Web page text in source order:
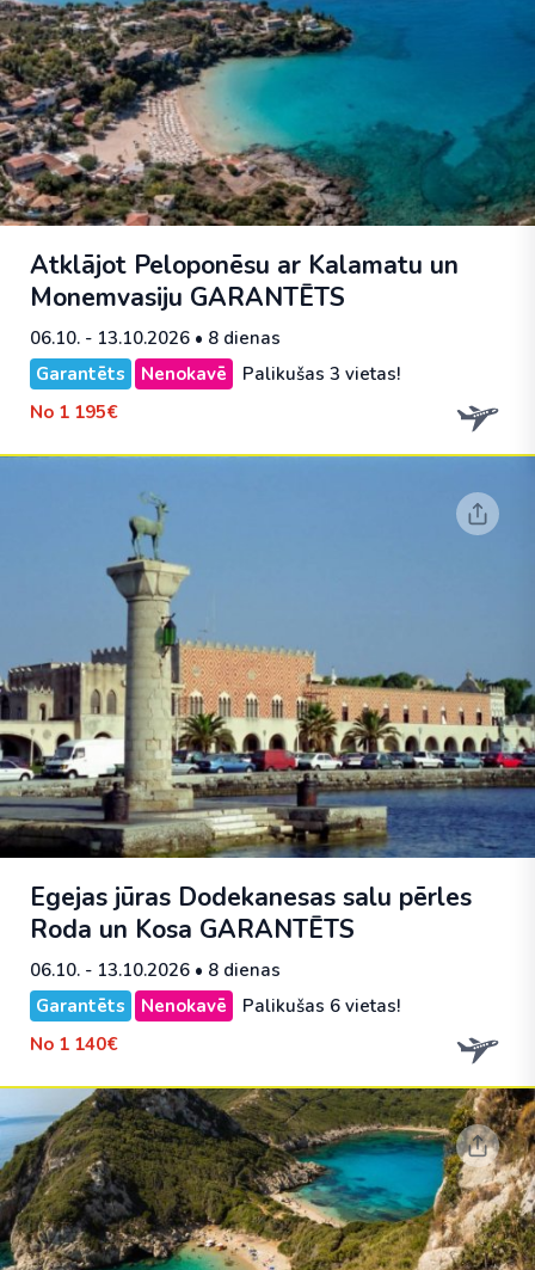
Atklājot Peloponēsu ar Kalamatu un
Monemvasiju GARANTĒTS
06.10. - 13.10.2026 • 8 dienas
Garantēts
Nenokavē
Palikušas 3 vietas!
No 1 195€
Egejas jūras Dodekanesas salu pērles
Roda un Kosa GARANTĒTS
06.10. - 13.10.2026 • 8 dienas
Garantēts
Nenokavē
Palikušas 6 vietas!
No 1 140€